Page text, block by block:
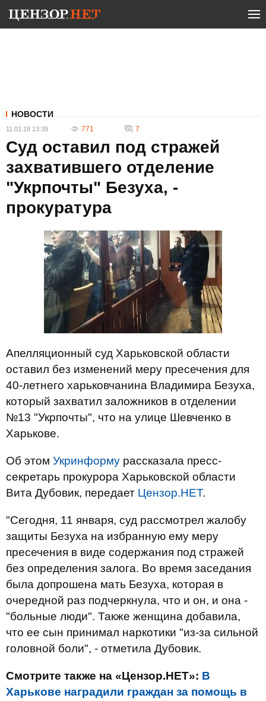
НОВОСТИ
11.01.18 13:39 771 7
Суд оставил под стражей
захватившего отделение
"Укрпочты" Безуха, -
прокуратура
Апелляционный суд Харьковской области
оставил без изменений меру пресечения для
40-летнего харьковчанина Владимира Безуха,
который захватил заложников в отделении
№13 "Укрпочты", что на улице Шевченко в
Харькове.
Об этом Укринформу рассказала пресс-
секретарь прокурора Харьковской области
Вита Дубовик, передает Цензор.НЕТ.
"Сегодня, 11 января, суд рассмотрел жалобу
защиты Безуха на избранную ему меру
пресечения в виде содержания под стражей
без определения залога. Во время заседания
была допрошена мать Безуха, которая в
очередной раз подчеркнула, что и он, и она -
"больные люди". Также женщина добавила,
что ее сын принимал наркотики "из-за сильной
головной боли", - отметила Дубовик.
Смотрите также на «Цензор.НЕТ»: В
Харькове наградили граждан за помощь в